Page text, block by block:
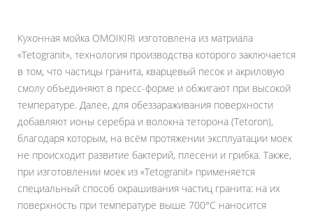
Кухонная мойка OMOIKIRI изготовлена из матриала
«Tetogranit», технология производства которого заключается
в том, что частицы гранита, кварцевый песок и акриловую
смолу объединяют в пресс-форме и обжигают при высокой
температуре. Далее, для обеззараживания поверхности
добавляют ионы серебра и волокна теторона (Tetoron),
благодаря которым, на всём протяжении эксплуатации моек
не происходит развитие бактерий, плесени и грибка. Также,
при изготовлении моек из «Tetogranit» применяется
специальный способ окрашивания частиц гранита: на их
поверхность при температуре выше 700°С наносится